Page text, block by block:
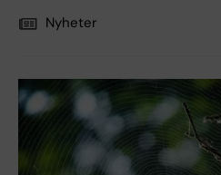
Nyheter